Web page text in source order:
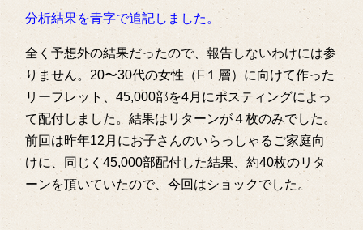
分析結果を青字で追記しました。
全く予想外の結果だったので、報告しないわけには参
りません。20〜30代の女性（F１層）に向けて作った
リーフレット、45,000部を4月にポスティングによっ
て配付しました。結果はリターンが４枚のみでした。
前回は昨年12月にお子さんのいらっしゃるご家庭向
けに、同じく45,000部配付した結果、約40枚のリタ
ーンを頂いていたので、今回はショックでした。